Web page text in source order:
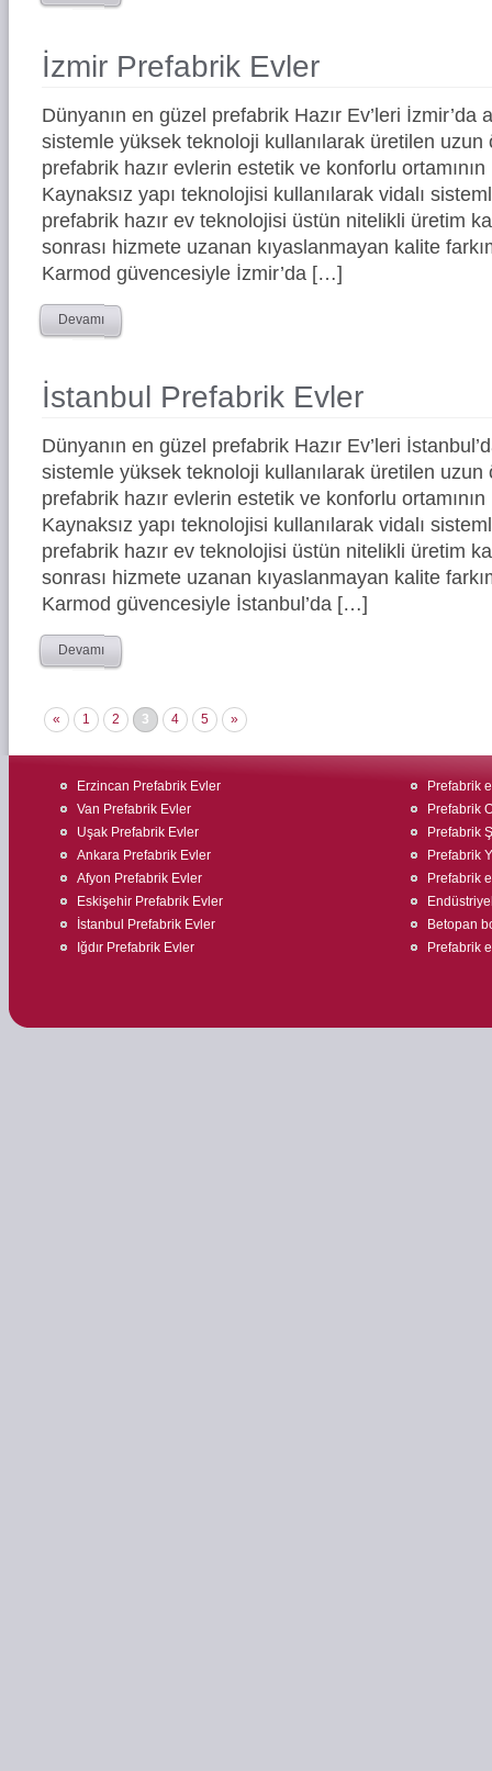
İzmir Prefabrik Evler
Dünyanın en güzel prefabrik Hazır Ev’leri
sistemle yüksek teknoloji kullanılarak üretilen
prefabrik hazır evlerin estetik ve konforlu ortamının
Kaynaksız yapı teknolojisi kullanılarak vidalı
prefabrik hazır ev teknolojisi üstün nitelikli üretim
sonrası hizmete uzanan kıyaslanmayan kalite
Karmod güvencesiyle İzmir’da […]
Devamı
İstanbul Prefabrik Evler
Dünyanın en güzel prefabrik Hazır Ev’leri
sistemle yüksek teknoloji kullanılarak üretilen
prefabrik hazır evlerin estetik ve konforlu ortamının
Kaynaksız yapı teknolojisi kullanılarak vidalı
prefabrik hazır ev teknolojisi üstün nitelikli üretim
sonrası hizmete uzanan kıyaslanmayan kalite
Karmod güvencesiyle İstanbul’da […]
Devamı
« 1 2 3 4 5 »
Erzincan Prefabrik Evler
Van Prefabrik Evler
Uşak Prefabrik Evler
Ankara Prefabrik Evler
Afyon Prefabrik Evler
Eskişehir Prefabrik Evler
İstanbul Prefabrik Evler
Iğdır Prefabrik Evler
Prefabrik
Prefabrik
Prefabrik
Prefabrik
Prefabrik
Betopan
Prefabrik